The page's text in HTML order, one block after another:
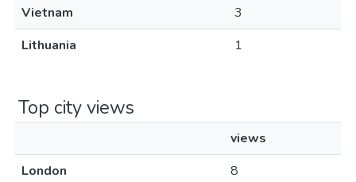
Vietnam
3
Lithuania
1
Top city views
views
London
8